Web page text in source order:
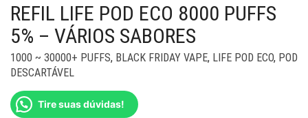
REFIL LIFE POD ECO 8000 PUFFS
5% – VÁRIOS SABORES
1000 ~ 30000+ PUFFS, BLACK FRIDAY VAPE, LIFE POD ECO, POD
DESCARTÁVEL
Tire suas dúvidas!